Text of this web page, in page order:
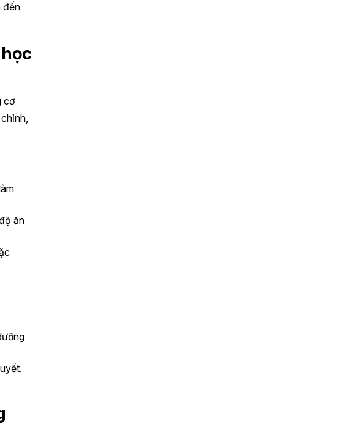
đến
cơ
ăn